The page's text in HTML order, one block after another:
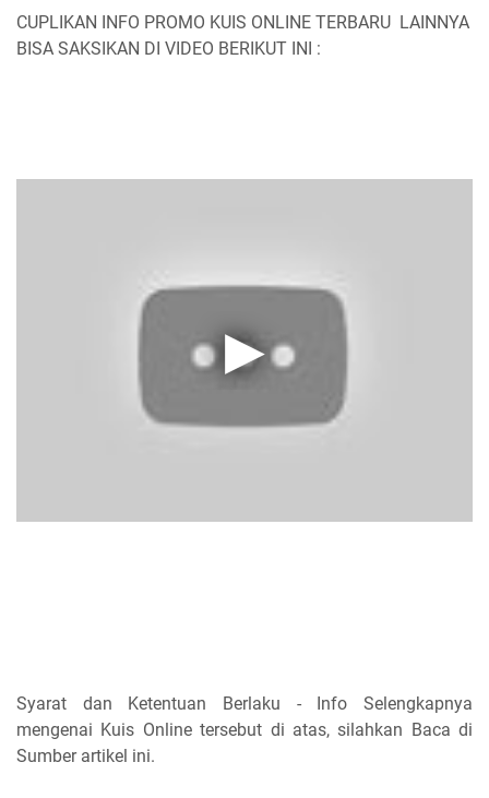
CUPLIKAN INFO PROMO KUIS ONLINE TERBARU LAINNYA
BISA SAKSIKAN DI VIDEO BERIKUT INI :
Syarat dan Ketentuan Berlaku - Info Selengkapnya
mengenai Kuis Online tersebut di atas, silahkan Baca di
Sumber artikel ini.